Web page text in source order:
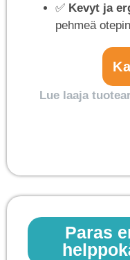
✅ Kevyt ja
pehmeä
Lue laaja
Paras